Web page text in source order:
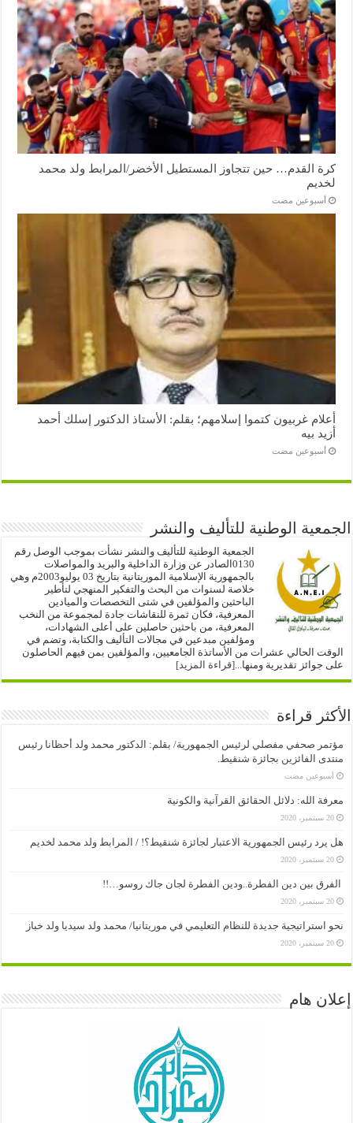
كرة القدم… حين تتجاوز المستطيل الأخضر/المرابط ولد محمد
لخديم
‏أسبوعين مضت
أعلام غربيون كتموا إسلامهم؛ بقلم: الأستاذ الدكتور إسلك أحمد
أزيد بيه
‏أسبوعين مضت
الجمعية الوطنية للتأليف والنشر
الجمعية الوطنية للتأليف والنشر نشأت بموجب الوصل رقم
0130الصادر عن وزارة الداخلية والبريد والمواصلات
بالجمهورية الإسلامية الموريتانية بتاريخ 03 يوليو2003م وهي
خلاصة لسنوات من البحث والتفكير المنهجي لتأطير
الباحثين والمؤلفين في شتى التخصصات والميادين
المعرفية، فكان ثمرة للنقاشات جادة لمجموعة من النخب
المعرفية، من باحثين حاصلين على أعلى الشهادات،
ومؤلفين مبدعين في مجالات التأليف والكتابة، وتضم في
الوقت الحالي عشرات من الأساتذة الجامعيين، والمؤلفين بمن فيهم الحاصلون
على جوائز تقديرية ومنها...[قراءة المزيد]
الأكثر قراءة
مؤتمر صحفي مفصلي لرئيس الجمهورية/ بقلم: الدكتور محمد ولد أحظانا رئيس
منتدى الفائزين بجائزة شنقيط.
‏أسبوعين مضت
معرفة الله: دلائل الحقائق القرآنية والكونية
20 سبتمبر، 2020
هل يرد رئيس الجمهورية الاعتبار لجائزة شنقيط؟! / المرابط ولد محمد لخديم
20 سبتمبر، 2020
الفرق بين دين الفطرة..ودين الفطرة لجان جاك روسو…!!
20 سبتمبر، 2020
نحو استراتيجية جديدة للنظام التعليمي في موريتانيا/ محمد ولد سيديا ولد خباز
20 سبتمبر، 2020
إعلان هام